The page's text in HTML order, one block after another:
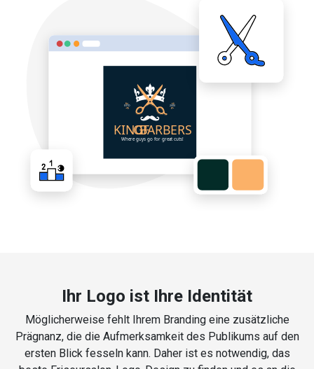
Ihr Logo ist Ihre Identität
Möglicherweise fehlt Ihrem Branding eine zusätzliche
Prägnanz, die die Aufmerksamkeit des Publikums auf den
ersten Blick fesseln kann. Daher ist es notwendig, das